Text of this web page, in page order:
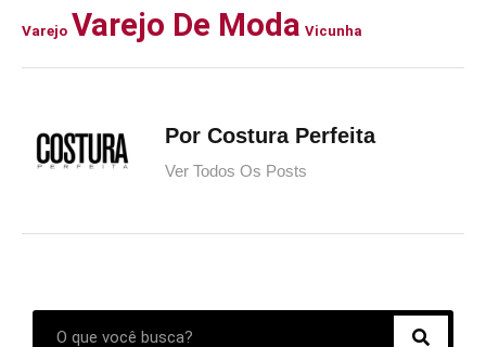
Varejo Varejo De Moda Vicunha
Por Costura Perfeita
Ver Todos Os Posts